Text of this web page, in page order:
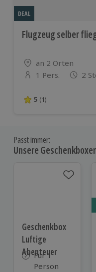
DEAL
Flugzeug selber
Standort
an 2 Orten
Anzahl der
1 Pers. 2
5 von 5 Sternen
5 (1)
Passt immer:
Unsere
Geschenkbox
Luftige
Abenteuer
Für 1
Person